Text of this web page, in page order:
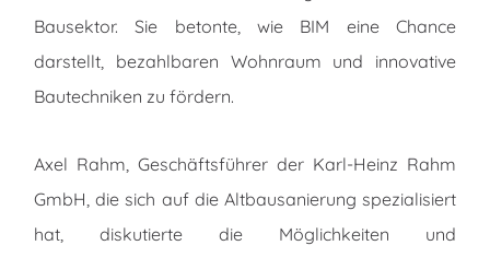
Bausektor. Sie betonte, wie BIM eine Chance
darstellt, bezahlbaren Wohnraum und innovative
Bautechniken zu fördern.
Axel Rahm, Geschäftsführer der Karl-Heinz Rahm
GmbH, die sich auf die Altbausanierung spezialisiert
hat, diskutierte die Möglichkeiten und